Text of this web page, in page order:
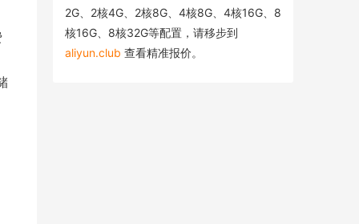
2G、2核4G、2核8G、4核8G、4核16G、8
核16G、8核32G等配置，请移步到
aliyun.club 查看精准报价。